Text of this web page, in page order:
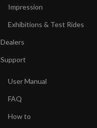
Impression
Exhibitions & Test Rides
Dealers
Support
User Manual
FAQ
How to